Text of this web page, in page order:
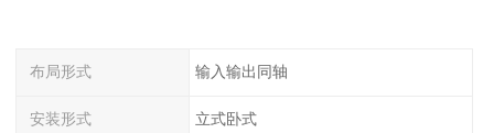
布局形式 输入输出同轴
安装形式 立式卧式